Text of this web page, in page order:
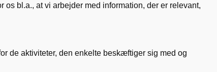
bl.a., at vi arbejder med information, der er relevant,
de aktiviteter, den enkelte beskæftiger sig med og